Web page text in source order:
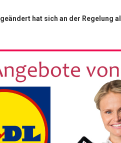
geändert hat sich an der Regelung